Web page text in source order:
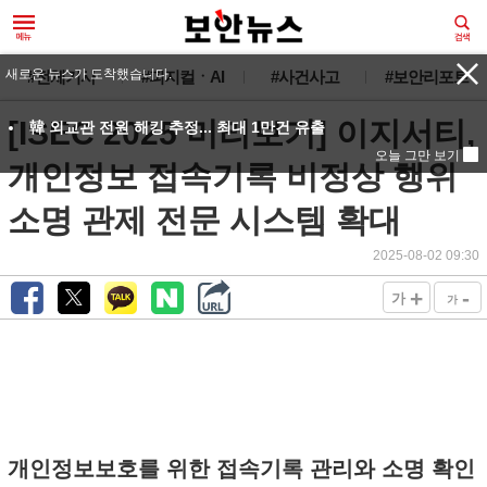
#전체기사 #피지컬ㆍAI #사건사고 #보안리포트
[ISEC 2025 미리보기] 이지서티,
개인정보 접속기록 비정상 행위
소명 관제 전문 시스템 확대
2025-08-02 09:30
가 + 가 -
개인정보보호를 위한 접속기록 관리와 소명 확인
새로운 뉴스가 도착했습니다.
韓 외교관 전원 해킹 추정... 최대 1만건 유출
오늘 그만 보기